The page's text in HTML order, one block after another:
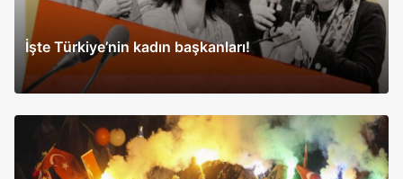
İşte Türkiye’nin kadın başkanları!